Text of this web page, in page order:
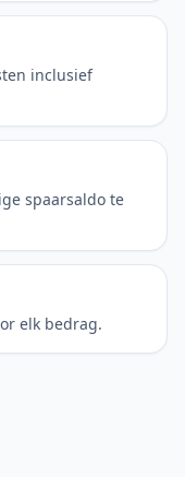
inclusief
spaarsaldo te
elk bedrag.